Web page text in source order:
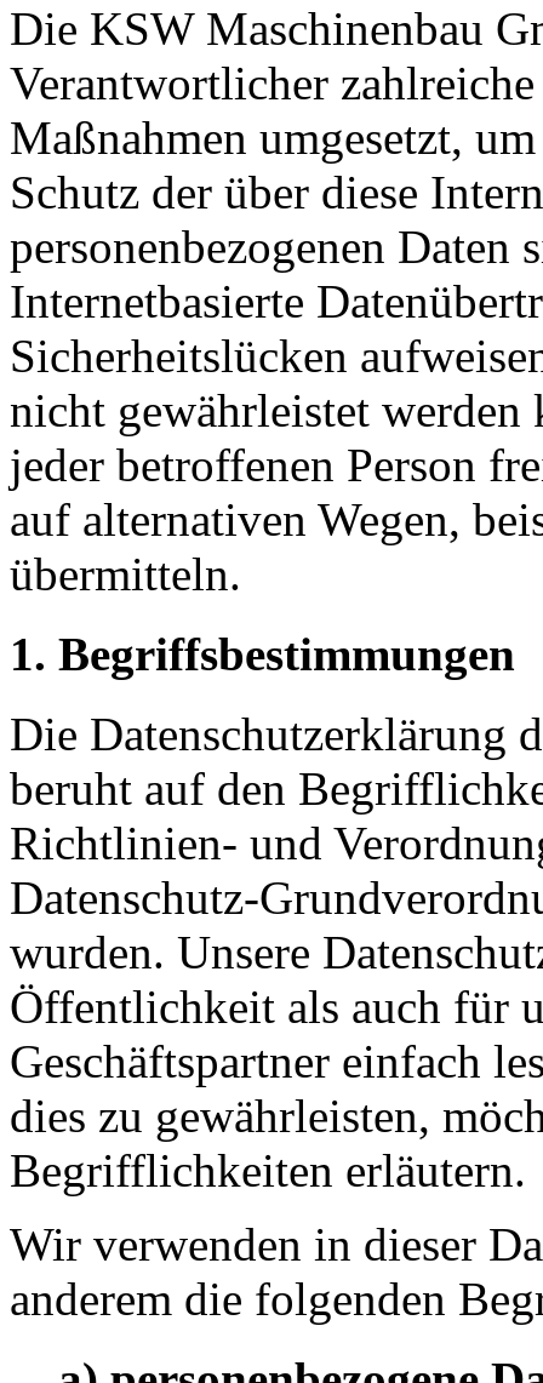
Die KSW Maschinenbau
Verantwortlicher
Maßnahmen umgesetzt,
Schutz der über diese
personenbezogenen Daten
Internetbasierte
Sicherheitslücken
nicht gewährleistet werden
jeder betroffenen Person
auf alternativen Wegen,
übermitteln.
1. Begriffsbestimmungen
Die Datenschutzerklärung
beruht auf den
Richtlinien- und
Datenschutz-
wurden. Unsere
Öffentlichkeit als auch für
Geschäftspartner einfach
dies zu gewährleisten,
Begrifflichkeiten erläutern.
Wir verwenden in dieser
anderem die folgenden